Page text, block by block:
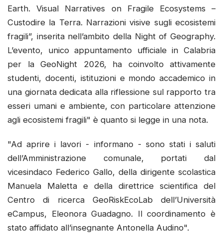
Earth. Visual Narratives on Fragile Ecosystems –
Custodire la Terra. Narrazioni visive sugli ecosistemi
fragili”, inserita nell’ambito della Night of Geography.
L’evento, unico appuntamento ufficiale in Calabria
per la GeoNight 2026, ha coinvolto attivamente
studenti, docenti, istituzioni e mondo accademico in
una giornata dedicata alla riflessione sul rapporto tra
esseri umani e ambiente, con particolare attenzione
agli ecosistemi fragili" è quanto si legge in una nota.
"Ad aprire i lavori - informano - sono stati i saluti
dell’Amministrazione comunale, portati dal
vicesindaco Federico Gallo, della dirigente scolastica
Manuela Maletta e della direttrice scientifica del
Centro di ricerca GeoRiskEcoLab dell’Università
eCampus, Eleonora Guadagno. Il coordinamento è
stato affidato all’insegnante Antonella Audino".